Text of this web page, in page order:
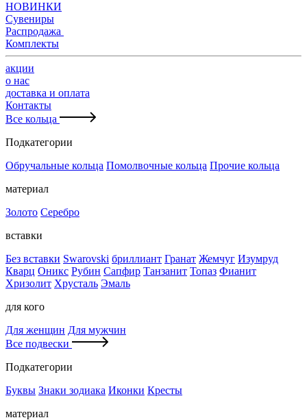
НОВИНКИ
Сувениры
Распродажа
Комплекты
акции
о нас
доставка и оплата
Контакты
Все кольца
Подкатегории
Обручальные кольца Помолвочные кольца Прочие кольца
материал
Золото Серебро
вставки
Без вставки Swarovski бриллиант Гранат Жемчуг Изумруд
Кварц Оникс Рубин Сапфир Танзанит Топаз Фианит
Хризолит Хрусталь Эмаль
для кого
Для женщин Для мужчин
Все подвески
Подкатегории
Буквы Знаки зодиака Иконки Кресты
материал